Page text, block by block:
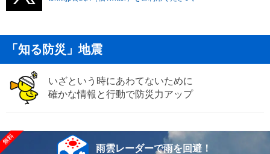
「知る防災」地震
いざという時にあわてないために
確かな情報と行動で防災力アップ
雨雲レーダーで雨を回避！